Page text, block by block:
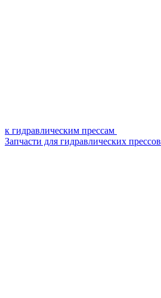
к гидравлическим прессам
Запчасти для гидравлических прессов